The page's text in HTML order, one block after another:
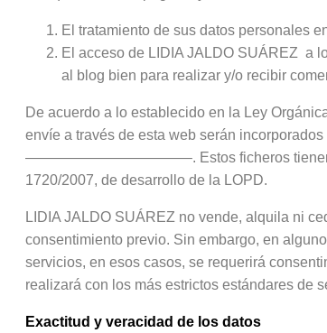
El tratamiento de sus datos personales
El acceso de LIDIA JALDO SUÁREZ a
al blog bien para realizar y/o recibir
De acuerdo a lo establecido en la Ley
envíe a través de esta web serán
———————————–. Estos ficheros tienen
1720/2007, de desarrollo de la LOPD.
LIDIA JALDO SUÁREZ no vende, alquila ni
consentimiento previo. Sin embargo, en
servicios, en esos casos, se requerirá
realizará con los más estrictos estándares de
Exactitud y veracidad de los datos